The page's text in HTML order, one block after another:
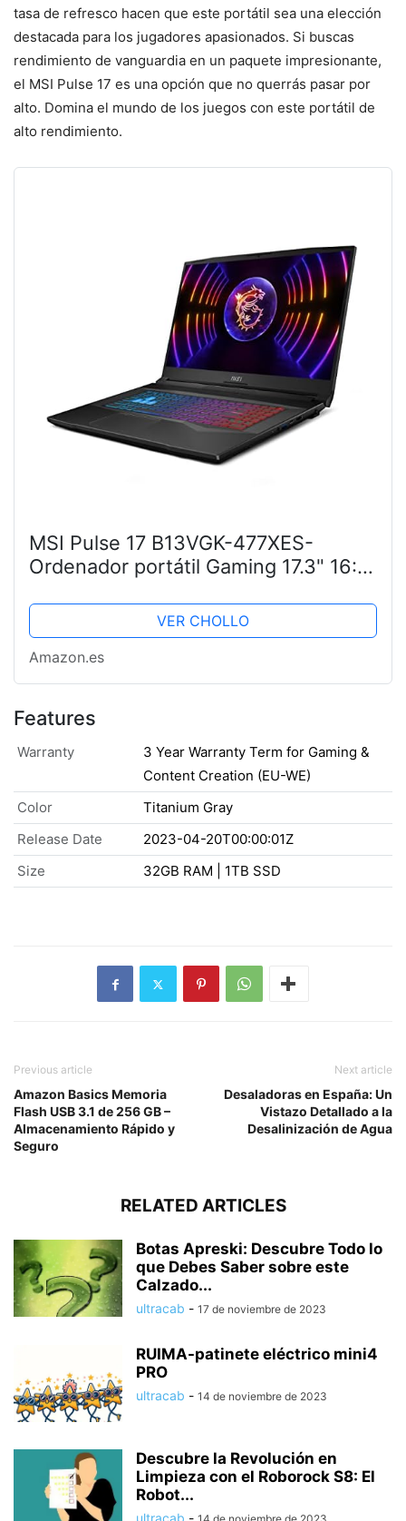
tasa de refresco hacen que este portátil sea una elección
destacada para los jugadores apasionados. Si buscas
rendimiento de vanguardia en un paquete impresionante,
el MSI Pulse 17 es una opción que no querrás pasar por
alto. Domina el mundo de los juegos con este portátil de
alto rendimiento.
MSI Pulse 17 B13VGK-477XES-
Ordenador portátil Gaming 17.3" 16:9
32GB RAM, 1TB SSD, RTX 4070-8GB,
Free Dos) Titanium Gray –...
VER CHOLLO
Amazon.es
Features
Warranty
3 Year Warranty Term for Gaming &
Content Creation (EU-WE)
Color
Titanium Gray
Release Date
2023-04-20T00:00:01Z
Size
32GB RAM | 1TB SSD
Previous article
Amazon Basics Memoria
Flash USB 3.1 de 256 GB –
Almacenamiento Rápido y
Seguro
Next article
Desaladoras en España: Un
Vistazo Detallado a la
Desalinización de Agua
RELATED ARTICLES
Botas Apreski: Descubre Todo lo
que Debes Saber sobre este
Calzado...
ultracab - 17 de noviembre de 2023
RUIMA-patinete eléctrico mini4
PRO
ultracab - 14 de noviembre de 2023
Descubre la Revolución en
Limpieza con el Roborock S8: El
Robot...